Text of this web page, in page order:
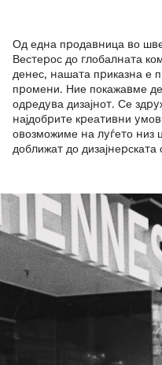
Од една продавница во
Вестерос до глобалната
денес, нашата приказна е
промени. Ние покажавме
одредува дизајнот. Се
најдобрите креативни
овозможиме на луѓето низ
доближат до дизајнерската